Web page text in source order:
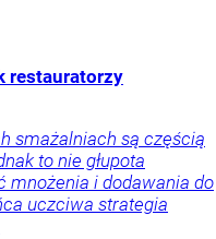
restauratorzy
smażalniach są częścią
to nie głupota
mnożenia i dodawania do
uczciwa strategia